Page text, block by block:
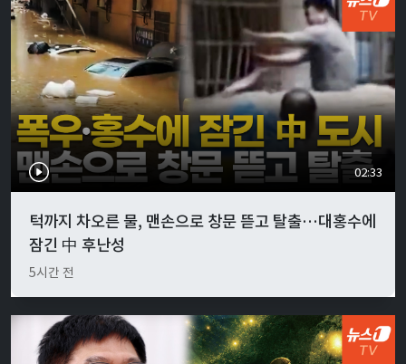
02:33
턱까지 차오른 물, 맨손으로 창문 뜯고 탈출…대홍수에
잠긴 中 후난성
5시간 전